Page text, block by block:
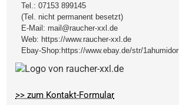
Tel.:07153 899145
(Tel. nicht permanent besetzt)
E-Mail: mail@raucher-xxl.de
Web: https://www.raucher-xxl.de
Ebay-Shop: https://www.ebay.de/str/1ahumidor
>> zum Kontakt-Formular